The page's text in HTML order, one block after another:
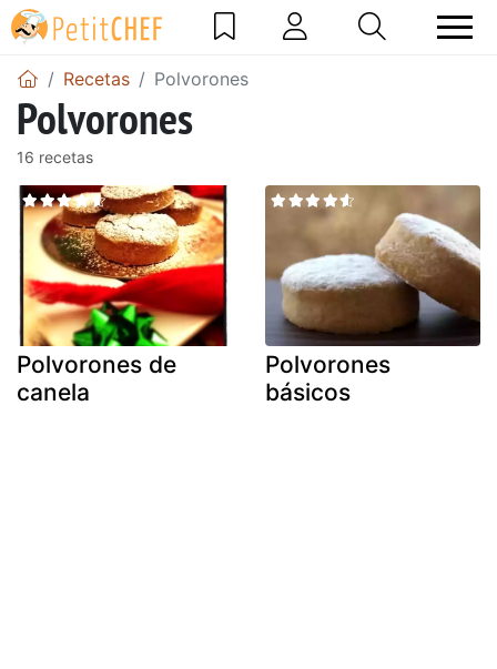
Recetas Polvorones
Polvorones
16 recetas
Polvorones de
canela
Polvorones
básicos